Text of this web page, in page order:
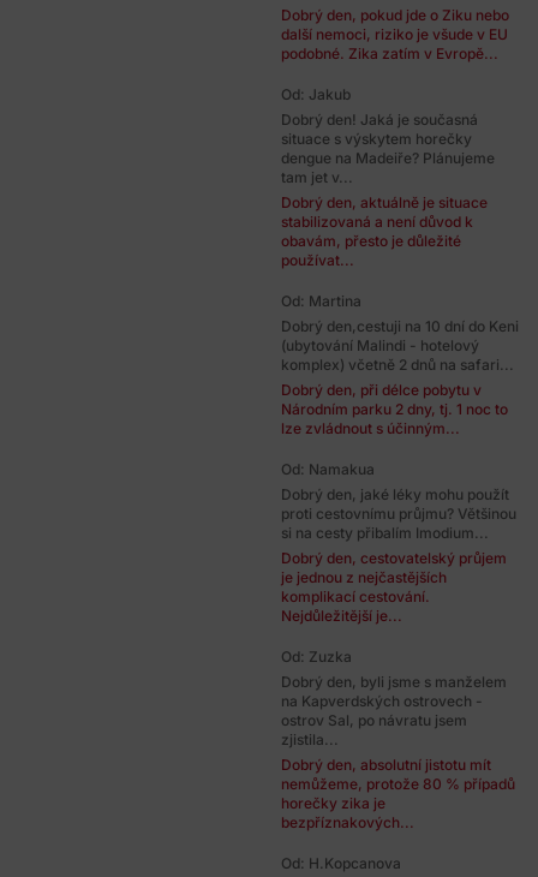
Dobrý den, pokud jde o Ziku nebo
další nemoci, riziko je všude v EU
podobné. Zika zatím v Evropě...
Od: Jakub
Dobrý den! Jaká je současná
situace s výskytem horečky
dengue na Madeiře? Plánujeme
tam jet v...
Dobrý den, aktuálně je situace
stabilizovaná a není důvod k
obavám, přesto je důležité
používat...
Od: Martina
Dobrý den,cestuji na 10 dní do Keni
(ubytování Malindi - hotelový
komplex) včetně 2 dnů na safari...
Dobrý den, při délce pobytu v
Národním parku 2 dny, tj. 1 noc to
lze zvládnout s účinným...
Od: Namakua
Dobrý den, jaké léky mohu použít
proti cestovnímu průjmu? Většinou
si na cesty přibalím Imodium...
Dobrý den, cestovatelský průjem
je jednou z nejčastějších
komplikací cestování.
Nejdůležitější je...
Od: Zuzka
Dobrý den, byli jsme s manželem
na Kapverdských ostrovech -
ostrov Sal, po návratu jsem
zjistila...
Dobrý den, absolutní jistotu mít
nemůžeme, protože 80 % případů
horečky zika je
bezpříznakových...
Od: H.Kopcanova